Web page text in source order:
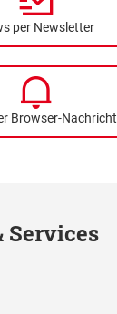
per Newsletter
Browser-Nachricht
Services